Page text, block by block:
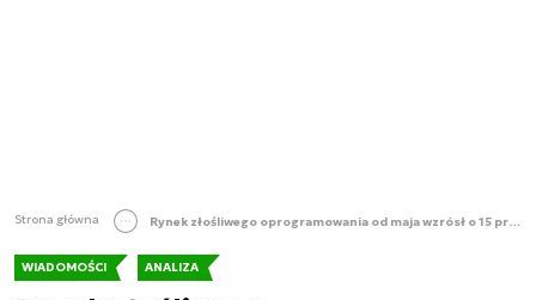
Strona główna Rynek złośliwego oprogramowania od maja wzrósł o 15 proc.
WIADOMOŚCI ANALIZA